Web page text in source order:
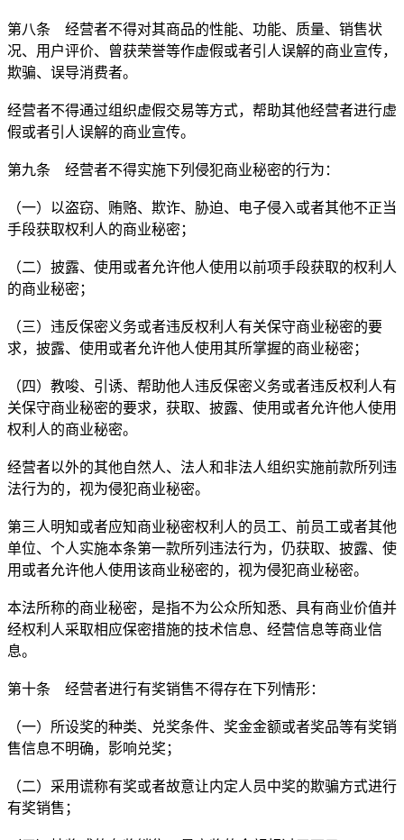
第八条 经营者不得对其商品的性能、功能、质量、销售状
况、用户评价、曾获荣誉等作虚假或者引人误解的商业宣传，
欺骗、误导消费者。
经营者不得通过组织虚假交易等方式，帮助其他经营者进行虚
假或者引人误解的商业宣传。
第九条 经营者不得实施下列侵犯商业秘密的行为：
（一）以盗窃、贿赂、欺诈、胁迫、电子侵入或者其他不正当
手段获取权利人的商业秘密；
（二）披露、使用或者允许他人使用以前项手段获取的权利人
的商业秘密；
（三）违反保密义务或者违反权利人有关保守商业秘密的要
求，披露、使用或者允许他人使用其所掌握的商业秘密；
（四）教唆、引诱、帮助他人违反保密义务或者违反权利人有
关保守商业秘密的要求，获取、披露、使用或者允许他人使用
权利人的商业秘密。
经营者以外的其他自然人、法人和非法人组织实施前款所列违
法行为的，视为侵犯商业秘密。
第三人明知或者应知商业秘密权利人的员工、前员工或者其他
单位、个人实施本条第一款所列违法行为，仍获取、披露、使
用或者允许他人使用该商业秘密的，视为侵犯商业秘密。
本法所称的商业秘密，是指不为公众所知悉、具有商业价值并
经权利人采取相应保密措施的技术信息、经营信息等商业信
息。
第十条 经营者进行有奖销售不得存在下列情形：
（一）所设奖的种类、兑奖条件、奖金金额或者奖品等有奖销
售信息不明确，影响兑奖；
（二）采用谎称有奖或者故意让内定人员中奖的欺骗方式进行
有奖销售；